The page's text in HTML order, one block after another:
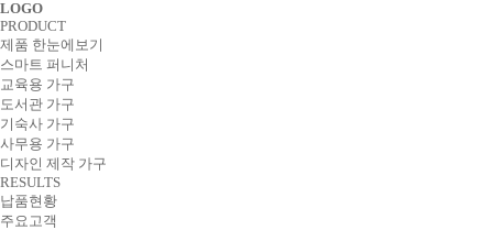
LOGO
PRODUCT
제품 한눈에보기
스마트 퍼니처
교육용 가구
도서관 가구
기숙사 가구
사무용 가구
디자인 제작 가구
RESULTS
납품현황
주요고객